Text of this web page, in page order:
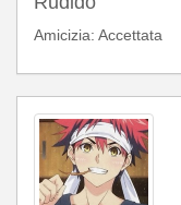
Amicizia: Accettata